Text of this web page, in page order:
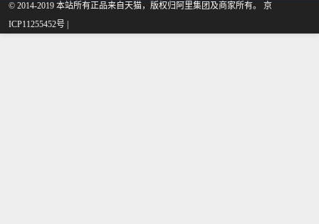
© 2014-2019 本站所有正品来自天猫，版权归阿里集团及商家所有。 京
ICP11255452号 |